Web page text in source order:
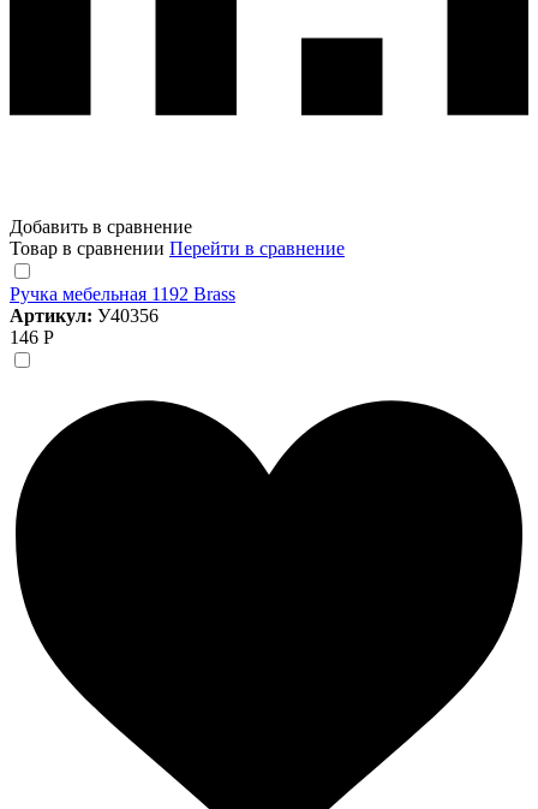
Добавить в сравнение
Товар в сравнении Перейти в сравнение
Ручка мебельная 1192 Brass
Артикул: У40356
146 Р